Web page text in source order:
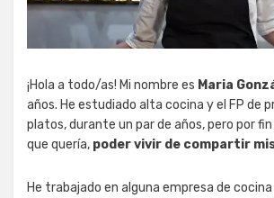
¡Hola a todo/as! Mi nombre es Maria
años. He estudiado alta cocina y el FP de
platos, durante un par de años, pero por
que quería, poder vivir de compartir
He trabajado en alguna empresa de